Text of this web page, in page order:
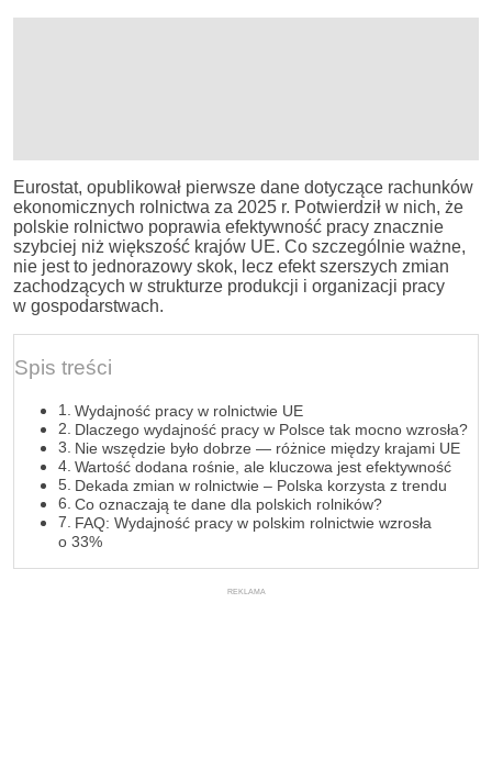
Eurostat, opublikował pierwsze dane dotyczące rachunków
ekonomicznych rolnictwa za 2025 r. Potwierdził w nich, że
polskie rolnictwo poprawia efektywność pracy znacznie
szybciej niż większość krajów UE. Co szczególnie ważne,
nie jest to jednorazowy skok, lecz efekt szerszych zmian
zachodzących w strukturze produkcji i organizacji pracy
w gospodarstwach.
Spis treści
Wydajność pracy w rolnictwie UE
Dlaczego wydajność pracy w Polsce tak mocno wzrosła?
Nie wszędzie było dobrze — różnice między krajami UE
Wartość dodana rośnie, ale kluczowa jest efektywność
Dekada zmian w rolnictwie – Polska korzysta z trendu
Co oznaczają te dane dla polskich rolników?
FAQ: Wydajność pracy w polskim rolnictwie wzrosła
o 33%
REKLAMA